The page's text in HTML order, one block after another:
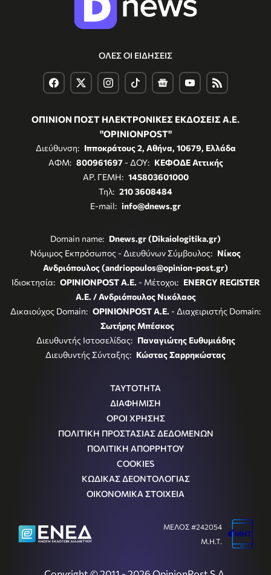
ΟΛΕΣ ΟΙ ΕΙΔΗΣΕΙΣ
ΟΠΙΝΙΟΝ ΠΟΣΤ ΗΛΕΚΤΡΟΝΙΚΕΣ ΕΚΔΟΣΕΙΣ Α.Ε.
"OPINIONPOST"
Διεύθυνση: Ιπποκράτους 2, Αθήνα, 10679, Ελλάδα
ΑΦΜ: 800961697- ΔΟΥ: ΚΕΦΟΔΕ Αττικής
ΑΡ. ΓΕΜΗ: 145803601000
Τηλ: 210 3608484
E-mail: info@dnews.gr
Domain name: Dnews.gr (Dikaiologitika.gr)
Νόμιμος Εκπρόσωπος - Διευθύνων Σύμβουλος: Νίκος
Ανδριόπουλος (andriopoulos@opinion-post.gr)
Ιδιοκτησία: OPINIONPOST A.E. - Μέτοχοι: ENERGY REGISTER
Α.Ε. / Ανδριόπουλος Νικόλαος
Δικαιούχος Domain: OPINIONPOST A.E. - Διαχειριστής Domain:
Σωτήρης Μπέσκος
Διευθυντής Ιστοσελίδας: Παναγιώτης Ευθυμιάδης
Διευθυντής Σύνταξης: Κώστας Σαρρηκώστας
ΤΑΥΤΟΤΗΤΑ
ΔΙΑΦΗΜΙΣΗ
ΟΡΟΙ ΧΡΗΣΗΣ
ΠΟΛΙΤΙΚΗ ΠΡΟΣΤΑΣΙΑΣ ΔΕΔΟΜΕΝΩΝ
ΠΟΛΙΤΙΚΗ ΑΠΟΡΡΗΤΟΥ
COOKIES
ΚΩΔΙΚΑΣ ΔΕΟΝΤΟΛΟΓΙΑΣ
ΟΙΚΟΝΟΜΙΚΑ ΣΤΟΙΧΕΙΑ
ΜΕΛΟΣ #242054
Μ.Η.Τ.